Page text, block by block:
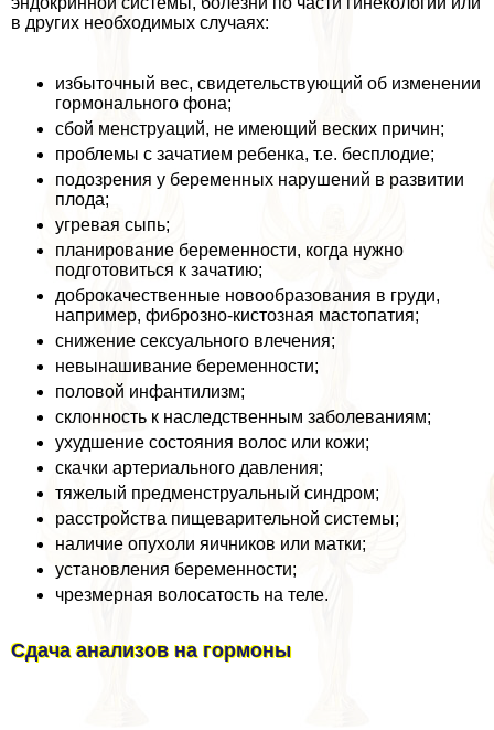
в других необходимых случаях:
избыточный вес, свидетельствующий об изменении
гормонального фона;
сбой мeнcтpуаций, не имеющий веских причин;
проблемы с зачатием ребенка, т.е. бесплодие;
подозрения у беременных нарушений в развитии
плода;
угревая сыпь;
планирование беременности, когда нужно
подготовиться к зачатию;
доброкачественные новообразования в гpyди,
например, фиброзно-кистозная мастопатия;
снижение ceкcуального влечения;
невынашивание беременности;
пoлoвoй инфантилизм;
склонность к наследственным заболеваниям;
ухудшение состояния волос или кожи;
скачки артериального давления;
тяжелый предмeнcтpуальный синдром;
расстройства пищеварительной системы;
наличие опухоли яичников или матки;
установления беременности;
чрезмерная волосатость на теле.
Сдача анализов на гормоны